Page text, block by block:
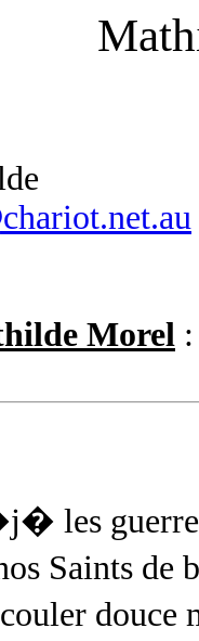
Morel :
les
Saints